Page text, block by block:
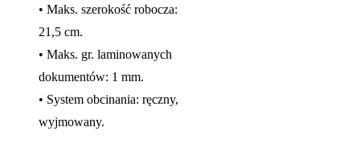
• Maks. szerokość robocza:
21,5 cm.
• Maks. gr. laminowanych
dokumentów: 1 mm.
• System obcinania: ręczny,
wyjmowany.